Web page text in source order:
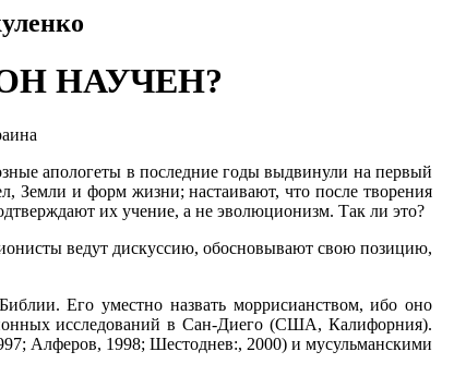
НАУЧЕН?
апологеты в последние годы выдвинули на первый
Земли и форм жизни; настаивают, что после творения
их учение, а не эволюционизм. Так ли это?
ведут дискуссию, обосновывают свою позицию,
Его уместно назвать моррисианством, ибо оно
исследований в Сан-Диего (США, Калифорния).
Алферов, 1998; Шестоднев:, 2000) и мусульманскими